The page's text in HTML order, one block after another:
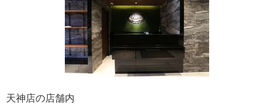
天神店の店舗内